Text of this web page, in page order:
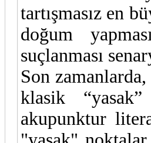
tartışmasız en
doğum
suçlanması
Son
klasik “yasak”
akupunktur